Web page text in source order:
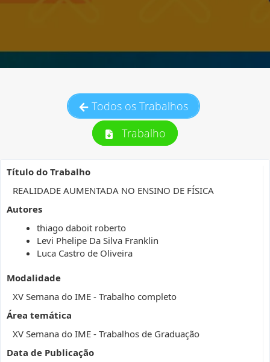
Todos os Trabalhos
Trabalho
Título do Trabalho
REALIDADE AUMENTADA NO ENSINO DE FÍSICA
Autores
thiago daboit roberto
Levi Phelipe Da Silva Franklin
Luca Castro de Oliveira
Modalidade
XV Semana do IME - Trabalho completo
Área temática
XV Semana do IME - Trabalhos de Graduação
Data de Publicação